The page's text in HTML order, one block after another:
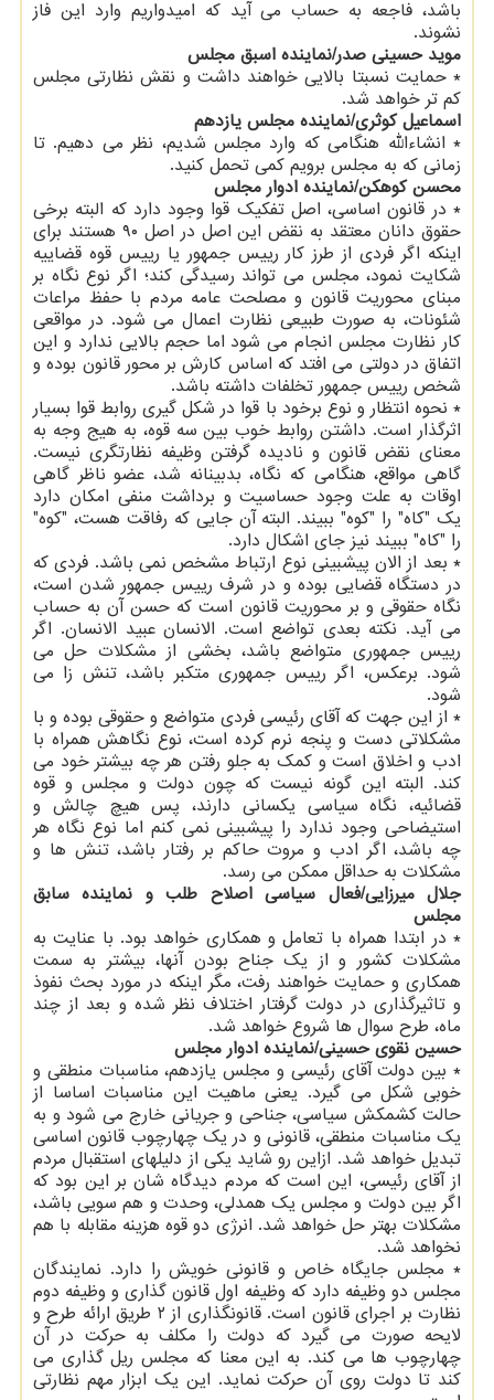
باشد، فاجعه به حساب می آید که امیدواریم وارد این فاز
نشوند.
موید حسینی صدر/نماینده اسبق مجلس
* حمایت نسبتا بالایی خواهند داشت و نقش نظارتی مجلس
کم تر خواهد شد.
اسماعیل کوثری/نماینده مجلس یازدهم
* انشاءالله هنگامی که وارد مجلس شدیم، نظر می دهیم. تا
زمانی که به مجلس برویم کمی تحمل کنید.
محسن کوهکن/نماینده ادوار مجلس
* در قانون اساسی، اصل تفکیک قوا وجود دارد که البته برخی
حقوق دانان معتقد به نقض این اصل در اصل ۹۰ هستند برای
اینکه اگر فردی از طرز کار رییس جمهور یا رییس قوه قضاییه
شکایت نمود، مجلس می تواند رسیدگی کند؛ اگر نوع نگاه بر
مبنای محوریت قانون و مصلحت عامه مردم با حفظ مراعات
شئونات، به صورت طبیعی نظارت اعمال می شود. در مواقعی
کار نظارت مجلس انجام می شود اما حجم بالایی ندارد و این
اتفاق در دولتی می افتد که اساس کارش بر محور قانون بوده و
شخص رییس جمهور تخلفات داشته باشد.
* نحوه انتظار و نوع برخود با قوا در شکل گیری روابط قوا بسیار
اثرگذار است. داشتن روابط خوب بین سه قوه، به هیج وجه به
معنای نقض قانون و نادیده گرفتن وظیفه نظارتگری نیست.
گاهی مواقع، هنگامی که نگاه، بدبینانه شد، عضو ناظر گاهی
اوقات به علت وجود حساسیت و برداشت منفی امکان دارد
یک "کاه" را "کوه" ببیند. البته آن جایی که رفاقت هست، "کوه"
را "کاه" ببیند نیز جای اشکال دارد.
* بعد از الان پیشبینی نوع ارتباط مشخص نمی باشد. فردی که
در دستگاه قضایی بوده و در شرف رییس جمهور شدن است،
نگاه حقوقی و بر محوریت قانون است که حسن آن به حساب
می آید. نکته بعدی تواضع است. الانسان عبید الانسان. اگر
رییس جمهوری متواضع باشد، بخشی از مشکلات حل می
شود. برعکس، اگر رییس جمهوری متکبر باشد، تنش زا می
شود.
* از این جهت که آقای رئیسی فردی متواضع و حقوقی بوده و با
مشکلاتی دست و پنجه نرم کرده است، نوع نگاهش همراه با
ادب و اخلاق است و کمک به جلو رفتن هر چه بیشتر خود می
کند. البته این گونه نیست که چون دولت و مجلس و قوه
قضائیه، نگاه سیاسی یکسانی دارند، پس هیچ چالش و
استیضاحی وجود ندارد را پیشبینی نمی کنم اما نوع نگاه هر
چه باشد، اگر ادب و مروت حاکم بر رفتار باشد، تنش ها و
مشکلات به حداقل ممکن می رسد.
جلال میرزایی/فعال سیاسی اصلاح طلب و نماینده سابق
مجلس
* در ابتدا همراه با تعامل و همکاری خواهد بود. با عنایت به
مشکلات کشور و از یک جناح بودن آنها، بیشتر به سمت
همکاری و حمایت خواهند رفت، مگر اینکه در مورد بحث نفوذ
و تاثیرگذاری در دولت گرفتار اختلاف نظر شده و بعد از چند
ماه، طرح سوال ها شروع خواهد شد.
حسین نقوی حسینی/نماینده ادوار مجلس
* بین دولت آقای رئیسی و مجلس یازدهم، مناسبات منطقی و
خوبی شکل می گیرد. یعنی ماهیت این مناسبات اساسا از
حالت کشمکش سیاسی، جناحی و جریانی خارج می شود و به
یک مناسبات منطقی، قانونی و در یک چهارچوب قانون اساسی
تبدیل خواهد شد. ازاین رو شاید یکی از دلیلهای استقبال مردم
از آقای رئیسی، این است که مردم دیدگاه شان بر این بود که
اگر بین دولت و مجلس یک همدلی، وحدت و هم سویی باشد،
مشکلات بهتر حل خواهد شد. انرژی دو قوه هزینه مقابله با هم
نخواهد شد.
* مجلس جایگاه خاص و قانونی خویش را دارد. نمایندگان
مجلس دو وظیفه دارد که وظیفه اول قانون گذاری و وظیفه دوم
نظارت بر اجرای قانون است. قانونگذاری از ۲ طریق ارائه طرح و
لایحه صورت می گیرد که دولت را مکلف به حرکت در آن
چهارچوب ها می کند. به این معنا که مجلس ریل گذاری می
کند تا دولت روی آن حرکت نماید. این یک ابزار مهم نظارتی